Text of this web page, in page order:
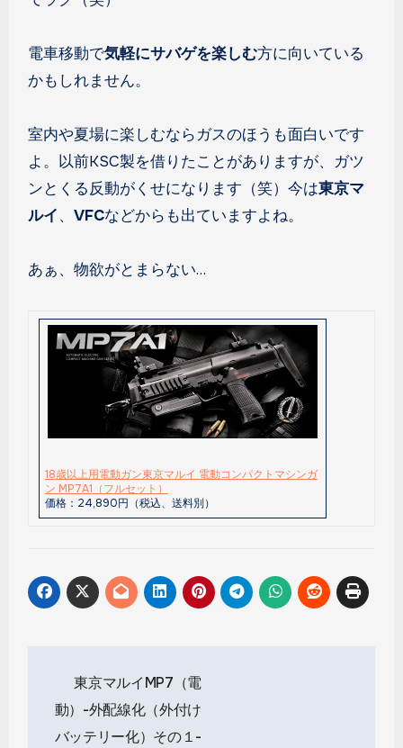
電車移動で気軽にサバゲを楽しむ方に向いている
かもしれません。
室内や夏場に楽しむならガスのほうも面白いです
よ。以前KSC製を借りたことがありますが、ガツ
ンとくる反動がくせになります（笑）今は東京マ
ルイ、 VFCなどからも出ていますよね。
あぁ、物欲がとまらない…
18歳以上用電動ガン東京マルイ 電動コンパクトマシンガ
ン MP7A1（フルセット）
価格：24,890円（税込、送料別）
稿
ナ
東京マルイMP7（電
動）-外配線化（外付け
バッテリー化）その１-